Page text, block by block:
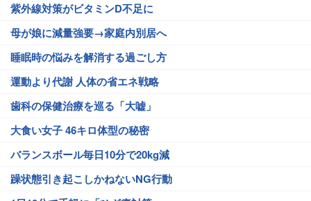
紫外線対策がビタミンD不足に
母が娘に減量強要→家庭内別居へ
睡眠時の悩みを解消する過ごし方
運動より代謝 人体の省エネ戦略
歯科の保健治療を巡る「大嘘」
大食い女子 46キロ体型の秘密
バランスボール毎日10分で20kg減
躁状態引き起こしかねないNG行動